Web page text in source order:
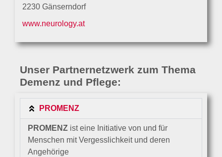
2230 Gänserndorf
www.neurology.at
Unser Partnernetzwerk zum Thema
Demenz und Pflege:
PROMENZ
PROMENZ ist eine Initiative von und für
Menschen mit Vergesslichkeit und deren
Angehörige